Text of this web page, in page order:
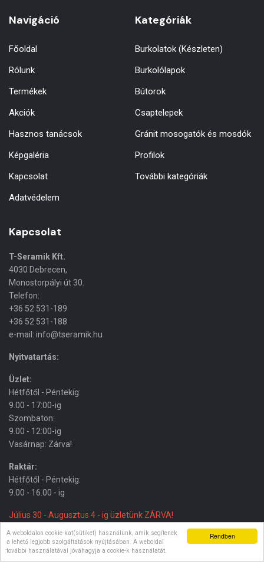
Rendben
A weboldalon cookie-kat(sütiket) használunk, amik segítenek
a lehető legjobb szolgáltatások nyújtásában. A weboldal
további használatával jóváhagyja a cookie-k használatát.
Navigáció
Főoldal
Rólunk
Termékek
Akciók
Hasznos tanácsok
Képgaléria
Kapcsolat
Adatvédelem
Kategóriák
Burkolatok (Készleten)
Burkolólapok
Bútorok
Csaptelepek
Gránit mosogatók és mosdók
Profilok
További kategóriák
Kapcsolat
T-Seramik Kft.
4030 Debrecen,
Monostorpályi út 30.
Telefon:
+36 52 531-189
+36 52 531-188
e-mail: info@tseramik.hu
Nyitvatartás:
Üzlet:
Hétfőtől - Péntekig:
9.00 - 17:00-ig
Szombaton:
9.00 - 12:00-ig
Vasárnap: Zárva!
Raktár:
Hétfőtől - Péntekig:
9.00 - 16.00 - ig
Július 30 - Augusztus 4 - ig üzletünk ZÁRVA!